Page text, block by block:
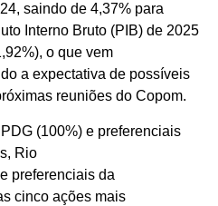
saindo de 4,37% para
Interno Bruto (PIB) de 2025
o que vem
a expectativa de possíveis
reuniões do Copom.
(100%) e preferenciais
Rio
preferenciais da
cinco ações mais